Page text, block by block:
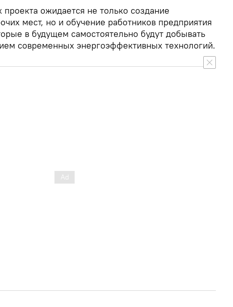
ожидается не только создание
мест, но и обучение работников предприятия
в будущем самостоятельно будут добывать
современных энергоэффективных технологий.